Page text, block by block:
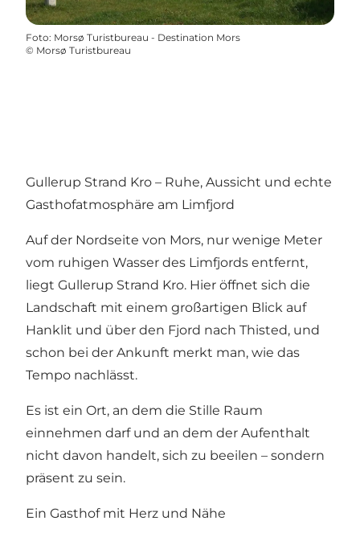
Foto: Morsø Turistbureau - Destination Mors
© Morsø Turistbureau
Gullerup Strand Kro – Ruhe, Aussicht und echte
Gasthofatmosphäre am Limfjord
Auf der Nordseite von Mors, nur wenige Meter
vom ruhigen Wasser des Limfjords entfernt,
liegt Gullerup Strand Kro. Hier öffnet sich die
Landschaft mit einem großartigen Blick auf
Hanklit und über den Fjord nach Thisted, und
schon bei der Ankunft merkt man, wie das
Tempo nachlässt.
Es ist ein Ort, an dem die Stille Raum
einnehmen darf und an dem der Aufenthalt
nicht davon handelt, sich zu beeilen – sondern
präsent zu sein.
Ein Gasthof mit Herz und Nähe